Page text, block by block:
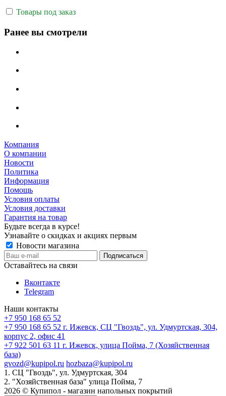
Товары под заказ
Ранее вы смотрели
Компания
О компании
Новости
Политика
Информация
Помощь
Условия оплаты
Условия доставки
Гарантия на товар
Будьте всегда в курсе!
Узнавайте о скидках и акциях первым
Новости магазина
Оставайтесь на связи
Вконтакте
Telegram
Наши контакты
+7 950 168 65 52
+7 950 168 65 52 г. Ижевск, СЦ "Гвоздь", ул. Удмуртская, 304,
корпус 2, офис 41
+7 922 501 63 11 г. Ижевск, улица Пойма, 7 (Хозяйственная
база)
gvozd@kupipol.ru hozbaza@kupipol.ru
1. СЦ "Гвоздь", ул. Удмуртская, 304
2. "Хозяйственная база" улица Пойма, 7
2026 © Купипол - магазин напольных покрытий